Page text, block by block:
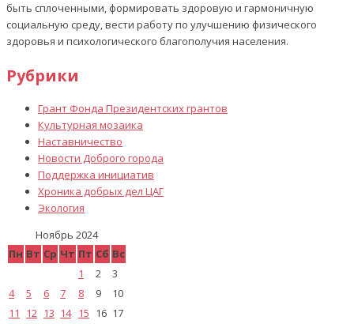
быть сплоченными, формировать здоровую и гармоничную
социальную среду, вести работу по улучшению физического
здоровья и психологического благополучия населения.
Рубрики
Грант Фонда Президентских грантов
Культурная мозаика
Наставничество
Новости Доброго города
Поддержка инициатив
Хроника добрых дел ЦАГ
Экология
Ноябрь 2024
Пн Вт Ср Чт Пт Сб Вс
1
2
3
4
5 6 7 8 9
10
11
12 13 14 15 16 17